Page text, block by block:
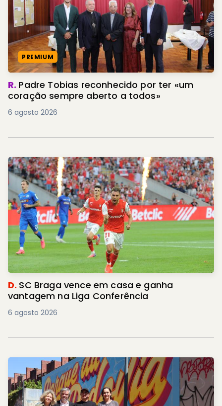
PREMIUM
R. Padre Tobias reconhecido por ter «um
coração sempre aberto a todos»
6 agosto 2026
D. SC Braga vence em casa e ganha
vantagem na Liga Conferência
6 agosto 2026